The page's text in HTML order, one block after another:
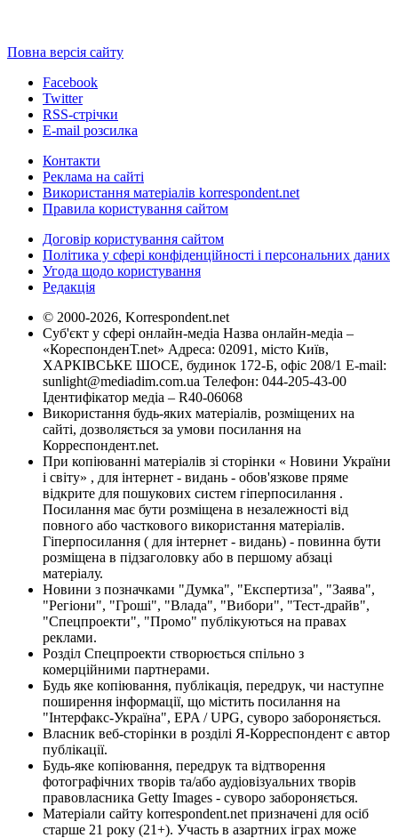
Повна версія сайту
Facebook
Twitter
RSS-стрічки
E-mail розсилка
Контакти
Реклама на сайті
Використання матеріалів korrespondent.net
Правила користування сайтом
Договір користування сайтом
Політика у сфері конфіденційності і персональних даних
Угода щодо користування
Редакція
© 2000-2026, Korrespondent.net
Суб'єкт у сфері онлайн-медіа Назва онлайн-медіа –
«КореспонденТ.net» Адреса: 02091, місто Київ,
ХАРКІВСЬКЕ ШОСЕ, будинок 172-Б, офіс 208/1 E-mail:
sunlight@mediadim.com.ua Телефон: 044-205-43-00
Ідентифікатор медіа – R40-06068
Використання будь-яких матеріалів, розміщених на
сайті, дозволяється за умови посилання на
Корреспондент.net.
При копіюванні матеріалів зі сторінки « Новини України
і світу» , для інтернет - видань - обов'язкове пряме
відкрите для пошукових систем гіперпосилання .
Посилання має бути розміщена в незалежності від
повного або часткового використання матеріалів.
Гіперпосилання ( для інтернет - видань) - повинна бути
розміщена в підзаголовку або в першому абзаці
матеріалу.
Новини з позначками "Думка", "Експертиза", "Заява",
"Регіони", "Гроші", "Влада", "Вибори", "Тест-драйв",
"Спецпроекти", "Промо" публікуються на правах
реклами.
Розділ Спецпроекти створюється спільно з
комерційними партнерами.
Будь яке копіювання, публікація, передрук, чи наступне
поширення інформації, що містить посилання на
"Інтерфакс-Україна", EPA / UPG, суворо забороняється.
Власник веб-сторінки в розділі Я-Корреспондент є автор
публікації.
Будь-яке копіювання, передрук та відтворення
фотографічних творів та/або аудіовізуальних творів
правовласника Getty Images - суворо забороняється.
Матеріали сайту korrespondent.net призначені для осіб
старше 21 року (21+). Участь в азартних іграх може